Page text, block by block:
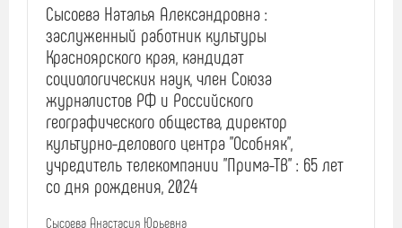
Сысоева Наталья Александровна :
заслуженный работник культуры
Красноярского края, кандидат
социологических наук, член Союза
журналистов РФ и Российского
географического общества, директор
культурно-делового центра "Особняк",
учредитель телекомпании "Прима-ТВ" : 65 лет
со дня рождения, 2024
Сысоева Анастасия Юрьевна